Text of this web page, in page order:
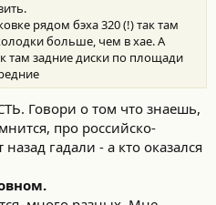
рядом бэха 320 (!) так там
больше, чем в хае. А
там задние диски по площади
Говори о том что знаешь,
про российско-
гадали - а кто оказался